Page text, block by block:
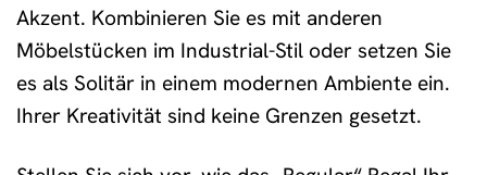
Akzent. Kombinieren Sie es mit anderen
Möbelstücken im Industrial-Stil oder setzen Sie
es als Solitär in einem modernen Ambiente ein.
Ihrer Kreativität sind keine Grenzen gesetzt.